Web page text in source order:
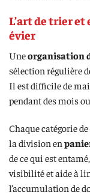
L’art de trier
évier
Uneorganisation
sélection régulière
Il est difficile de
pendant des mois
Chaque catégorie
la division en
de ce qui est
visibilité et aide à
l’accumulation de